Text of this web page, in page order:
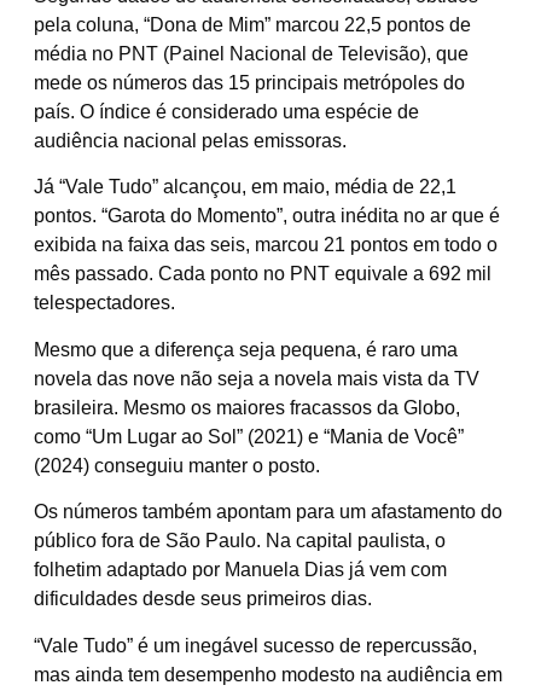
pela coluna, “Dona de Mim” marcou 22,5 pontos de
média no PNT (Painel Nacional de Televisão), que
mede os números das 15 principais metrópoles do
país. O índice é considerado uma espécie de
audiência nacional pelas emissoras.
Já “Vale Tudo” alcançou, em maio, média de 22,1
pontos. “Garota do Momento”, outra inédita no ar que é
exibida na faixa das seis, marcou 21 pontos em todo o
mês passado. Cada ponto no PNT equivale a 692 mil
telespectadores.
Mesmo que a diferença seja pequena, é raro uma
novela das nove não seja a novela mais vista da TV
brasileira. Mesmo os maiores fracassos da Globo,
como “Um Lugar ao Sol” (2021) e “Mania de Você”
(2024) conseguiu manter o posto.
Os números também apontam para um afastamento do
público fora de São Paulo. Na capital paulista, o
folhetim adaptado por Manuela Dias já vem com
dificuldades desde seus primeiros dias.
“Vale Tudo” é um inegável sucesso de repercussão,
mas ainda tem desempenho modesto na audiência em